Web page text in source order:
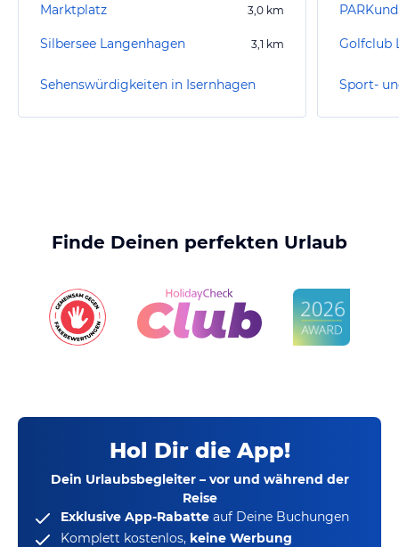
Marktplatz 3,0 km
Silbersee Langenhagen 3,1 km
Sehenswürdigkeiten in Isernhagen
Golfclub
Finde Deinen perfekten Urlaub
Hol Dir die App!
Dein Urlaubsbegleiter – vor und während der
Reise
Exklusive App-Rabatte auf Deine Buchungen
Komplett kostenlos, keine Werbung